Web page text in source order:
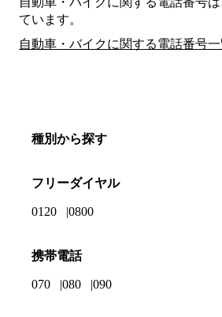
ています。
自動車・バイクに関する電話番号
種別から探す
フリーダイヤル
0120 0800
携帯電話
070 080 090